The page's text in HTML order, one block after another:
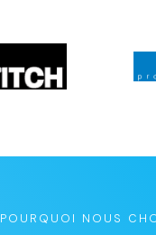
POURQUOI NOUS